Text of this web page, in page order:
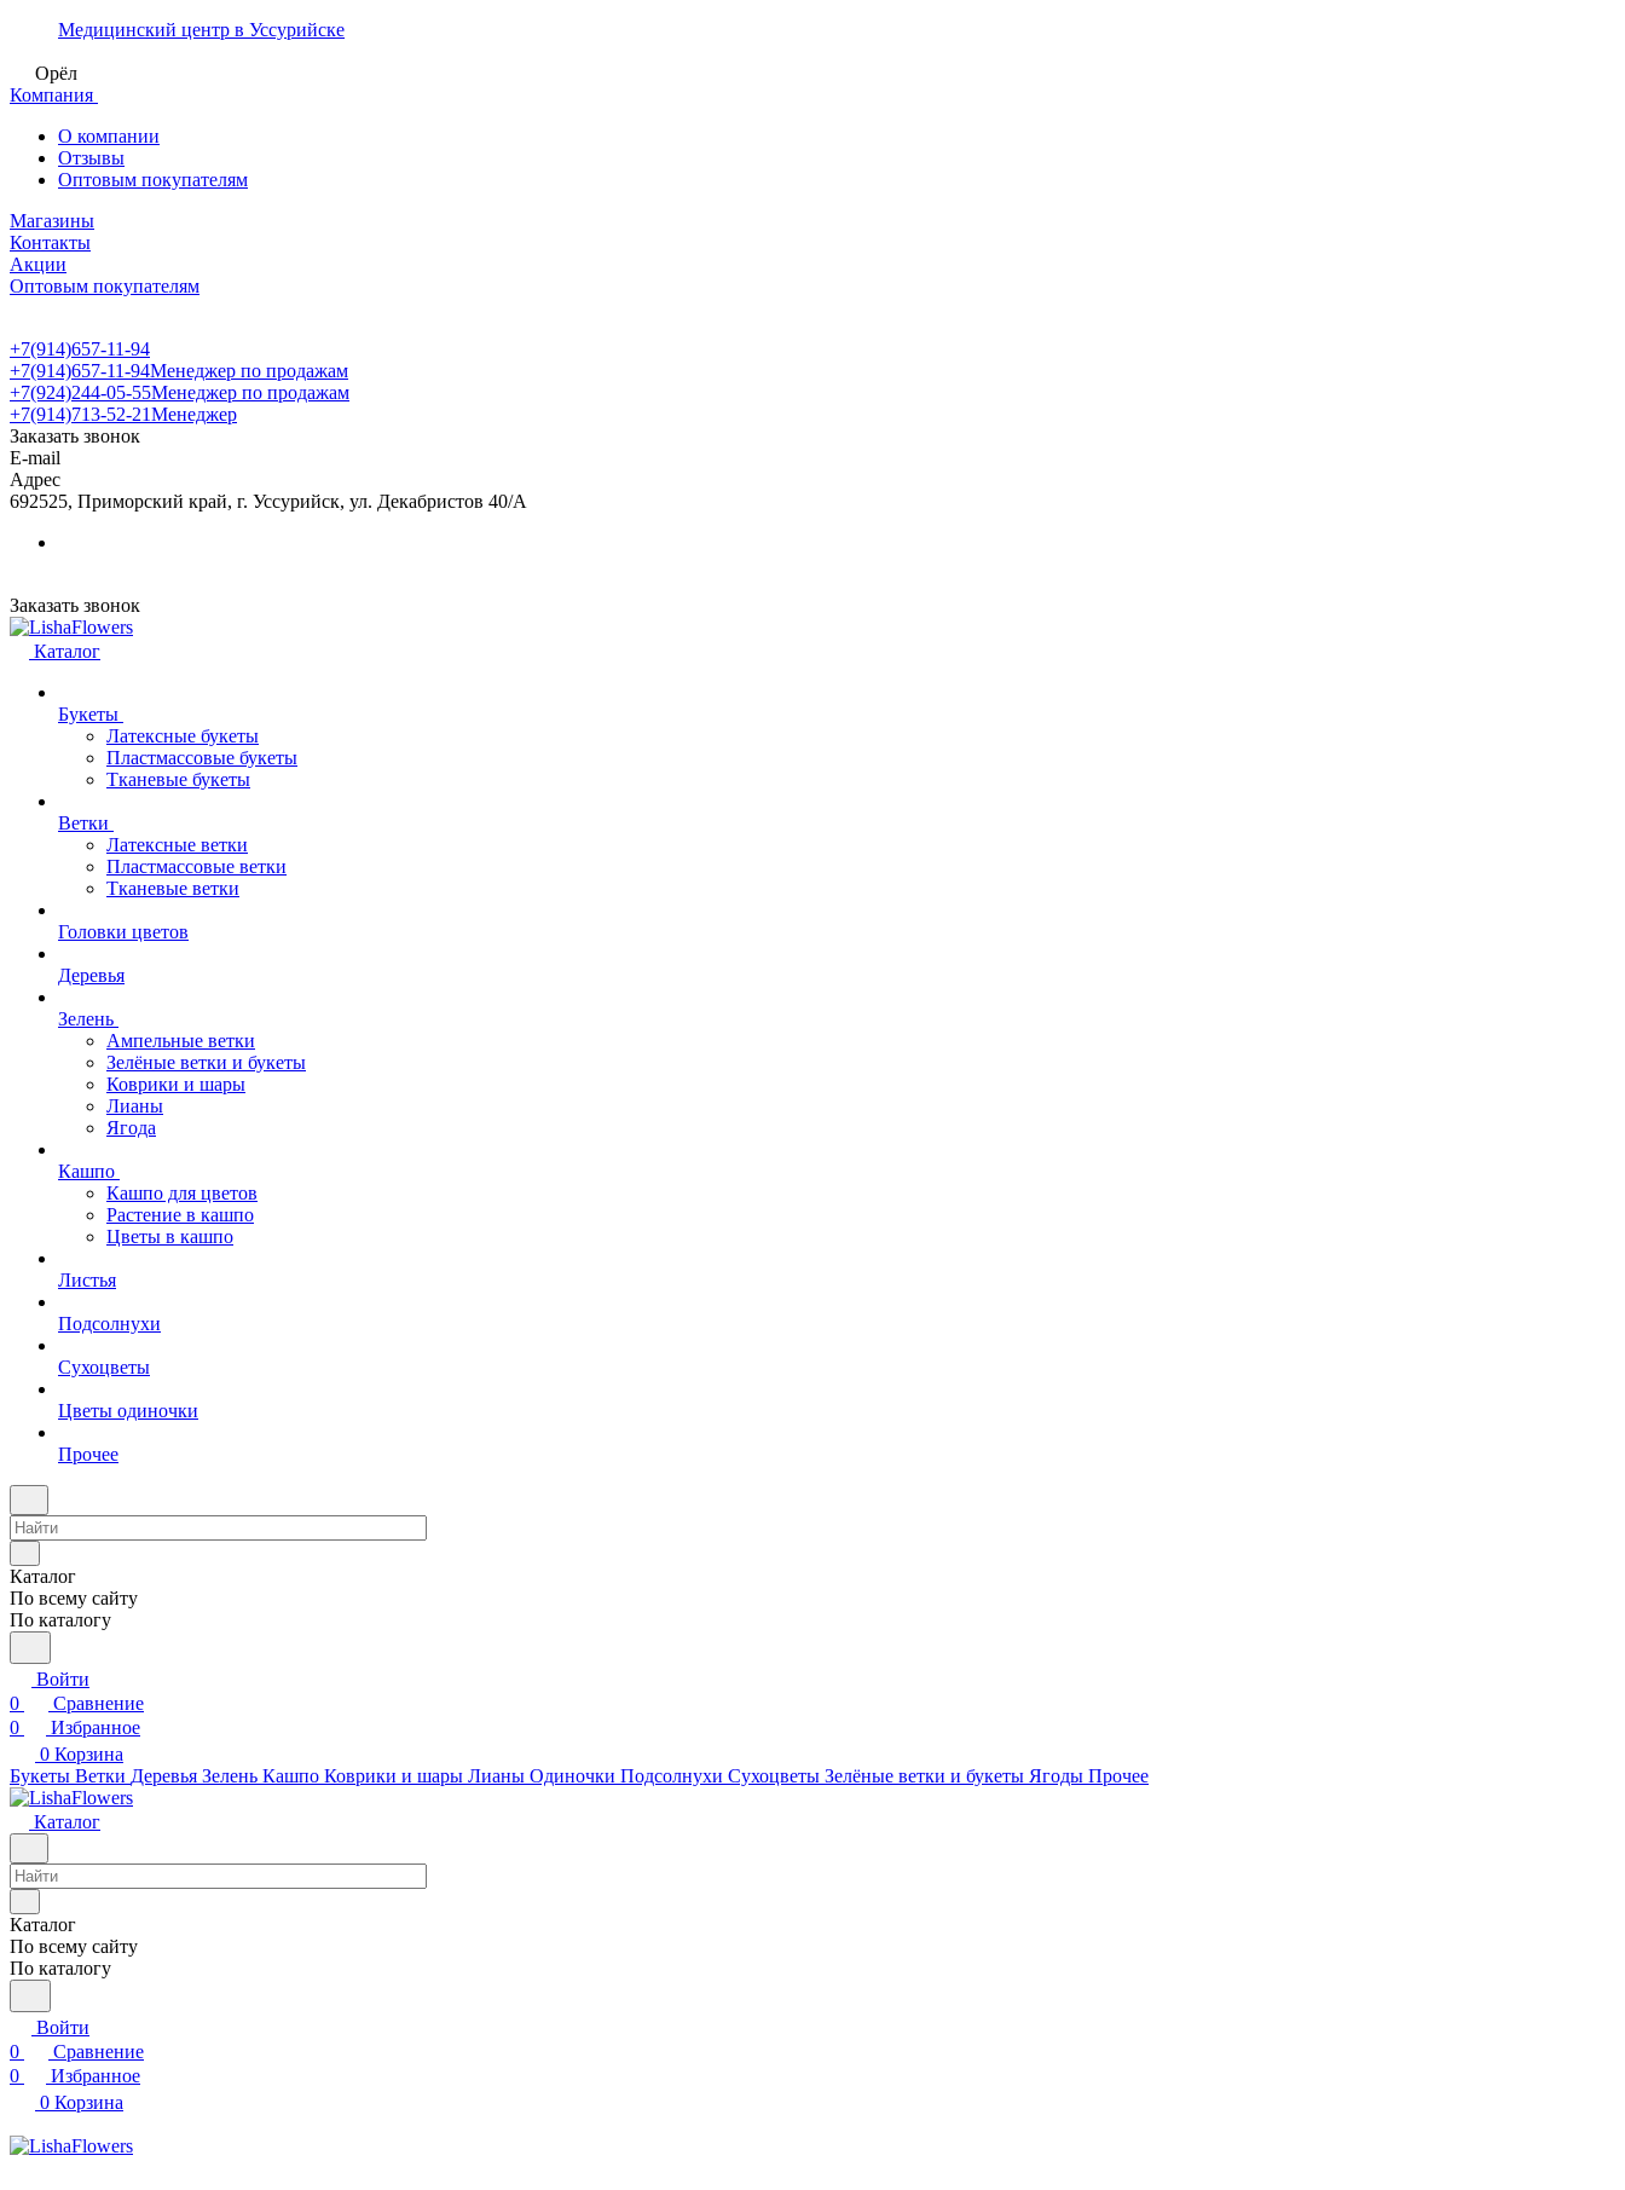
Медицинский центр в Уссурийске
Орёл
Компания
О компании
Отзывы
Оптовым покупателям
Магазины
Контакты
Акции
Оптовым покупателям
+7(914)657-11-94
+7(914)657-11-94Менеджер по продажам
+7(924)244-05-55Менеджер по продажам
+7(914)713-52-21Менеджер
Заказать звонок
E-mail
Адрес
692525, Приморский край, г. Уссурийск, ул. Декабристов 40/А
Заказать звонок
Каталог
Букеты
Латексные букеты
Пластмассовые букеты
Тканевые букеты
Ветки
Латексные ветки
Пластмассовые ветки
Тканевые ветки
Головки цветов
Деревья
Зелень
Ампельные ветки
Зелёные ветки и букеты
Коврики и шары
Лианы
Ягода
Кашпо
Кашпо для цветов
Растение в кашпо
Цветы в кашпо
Листья
Подсолнухи
Сухоцветы
Цветы одиночки
Прочее
Каталог
По всему сайту
По каталогу
Войти
0
Сравнение
0
Избранное
0 Корзина
Букеты Ветки Деревья Зелень Кашпо Коврики и шары Лианы Одиночки Подсолнухи Сухоцветы Зелёные ветки и букеты Ягоды Прочее
Каталог
Каталог
По всему сайту
По каталогу
Войти
0
Сравнение
0
Избранное
0 Корзина